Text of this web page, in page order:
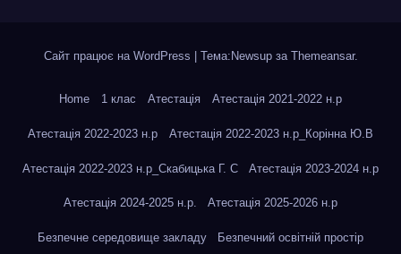
Сайт працює на WordPress | Тема:Newsup за Themeansar.
Home 1 клас Атестація Атестація 2021-2022 н.р
Атестація 2022-2023 н.р Атестація 2022-2023 н.р_Корінна Ю.В
Атестація 2022-2023 н.р_Скабицька Г. С Атестація 2023-2024 н.р
Атестація 2024-2025 н.р. Атестація 2025-2026 н.р
Безпечне середовище закладу Безпечний освітній простір